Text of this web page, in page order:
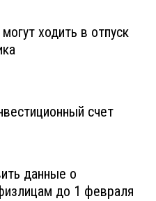
ходить в отпуск
счет
данные о
до 1 февраля